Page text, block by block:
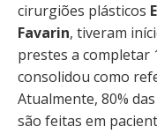
cirurgiões plásticos
Favarin, tiveram
prestes a completar
consolidou como
Atualmente, 80%
são feitas em